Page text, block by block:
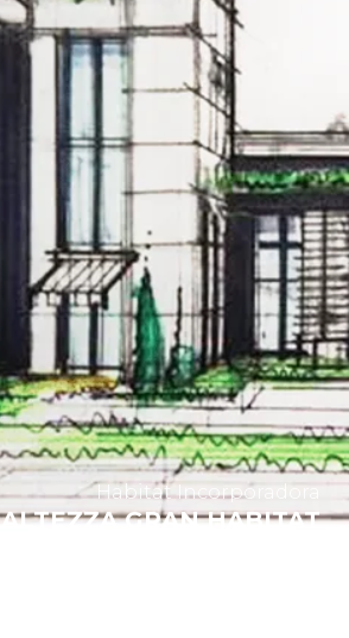
Habitat Incorporadora
ALTEZZA GRAN HABITAT